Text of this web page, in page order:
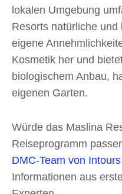
lokalen Umgebung
Resorts natürliche
eigene
Kosmetik her und
biologischem Anbau,
eigenen Garten.
Würde das Maslina
Reiseprogramm
DMC-Team von Intours
Informationen aus